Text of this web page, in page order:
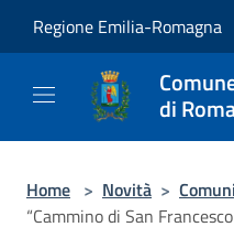
Regione Emilia-Romagna
di
Home > Novità >
“Cammino di San